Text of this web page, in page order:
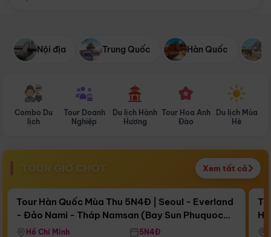
Nội địa Trung Quốc Hàn Quốc
Combo Du
lịch
Tour Doanh
Nghiệp
Du lịch Hành
Hương
Tour Hoa Anh
Đào
Du lịch Mùa
Hè
TOUR GIỜ CHÓT Xem tất cả
Còn17 ngày 03:29:54
Bay Sun Phuquoc Airways
Điểm nổi bật
Tour Hàn Quốc Mùa Thu 5N4Đ | Seoul - Everland
- Đảo Nami - Tháp Namsan (Bay Sun Phuquoc
Airways)
Hồ Chí Minh 5N4Đ